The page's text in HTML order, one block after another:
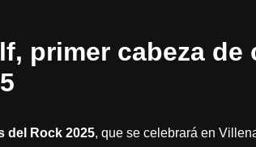
primer cabeza
del Rock 2025, que se celebrará en